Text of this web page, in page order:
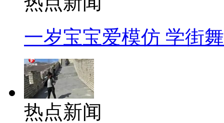
一岁宝宝爱模仿 学街
热点新闻